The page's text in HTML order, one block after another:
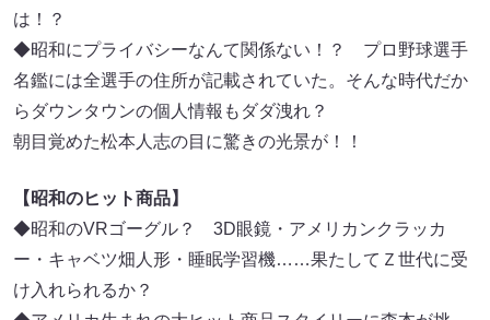
は！？
◆昭和にプライバシーなんて関係ない！？ プロ野球選手
名鑑には全選手の住所が記載されていた。そんな時代だか
らダウンタウンの個人情報もダダ洩れ？
朝目覚めた松本人志の目に驚きの光景が！！
【昭和のヒット商品】
◆昭和のVRゴーグル？ 3D眼鏡・アメリカンクラッカ
ー・キャベツ畑人形・睡眠学習機……果たしてＺ世代に受
け入れられるか？